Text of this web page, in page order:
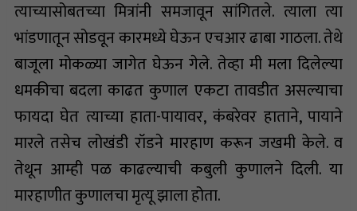
त्याच्यासोबतच्या मित्रांनी समजावून सांगितले. त्याला त्या
भांडणातून सोडवून कारमध्ये घेऊन एचआर ढाबा गाठला. तेथे
बाजूला मोकळ्या जागेत घेऊन गेले. तेव्हा मी मला दिलेल्या
धमकीचा बदला काढत कुणाल एकटा तावडीत असल्याचा
फायदा घेत त्याच्या हाता-पायावर, कंबरेवर हाताने, पायाने
मारले तसेच लोखंडी रॉडने मारहाण करून जखमी केले. व
तेथून आम्ही पळ काढल्याची कबुली कुणालने दिली. या
मारहाणीत कुणालचा मृत्यू झाला होता.